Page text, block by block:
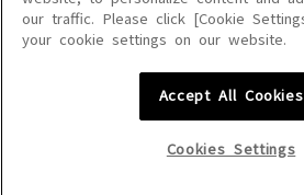
楽曲及びコンテンツは、機種によりご利用いただけ
楽曲及びコンテンツの配信日、配信内容が変更になる
our traffic. Please click [Cookie
your cookie settings on our website.
Accept All Cookies
Cookies Settings